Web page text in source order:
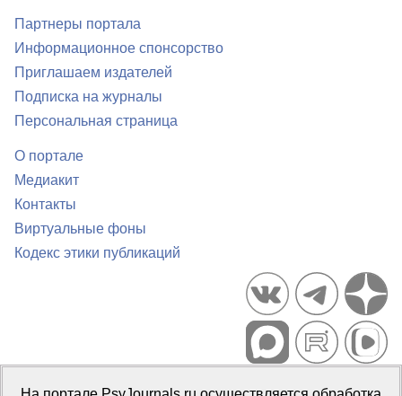
Партнеры портала
Информационное спонсорство
Приглашаем издателей
Подписка на журналы
Персональная страница
О портале
Медиакит
Контакты
Виртуальные фоны
Кодекс этики публикаций
Портал психологических изданий PsyJournals.ru, 2007–2026